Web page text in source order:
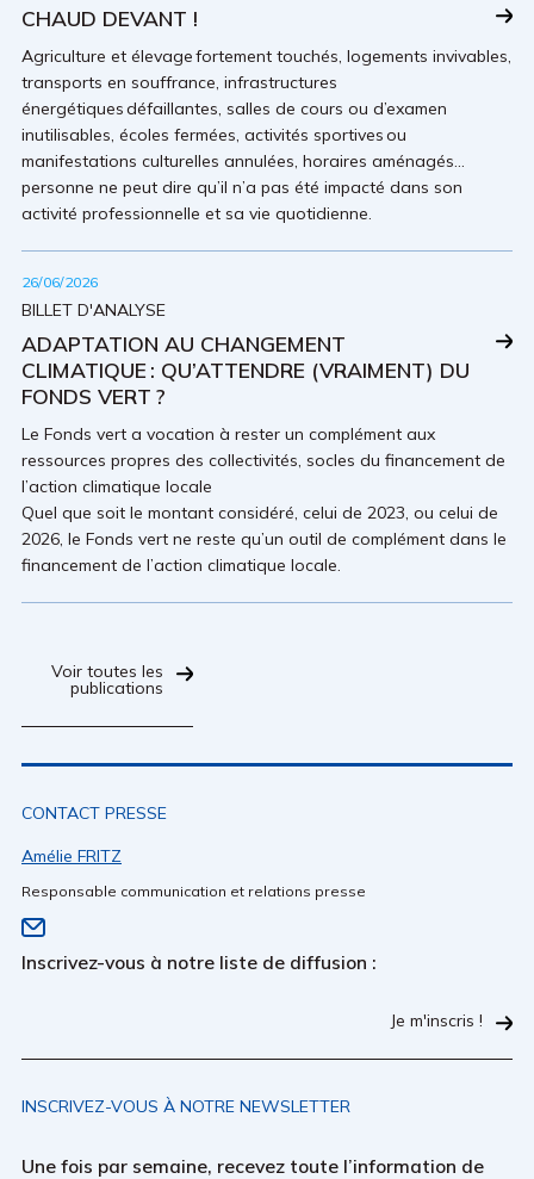
CHAUD DEVANT !
Agriculture et élevage fortement touchés, logements invivables,
transports en souffrance, infrastructures
énergétiques défaillantes, salles de cours ou d’examen
inutilisables, écoles fermées, activités sportives ou
manifestations culturelles annulées, horaires aménagés…
personne ne peut dire qu’il n’a pas été impacté dans son
activité professionnelle et sa vie quotidienne.
26/06/2026
BILLET D'ANALYSE
ADAPTATION AU CHANGEMENT
CLIMATIQUE : QU’ATTENDRE (VRAIMENT) DU
FONDS VERT ?
Le Fonds vert a vocation à rester un complément aux
ressources propres des collectivités, socles du financement de
l’action climatique locale
Quel que soit le montant considéré, celui de 2023, ou celui de
2026, le Fonds vert ne reste qu’un outil de complément dans le
financement de l’action climatique locale.
Voir toutes les
publications
CONTACT PRESSE
Amélie FRITZ
Responsable communication et relations presse
Inscrivez-vous à notre liste de diffusion :
Je m'inscris !
INSCRIVEZ-VOUS À NOTRE NEWSLETTER
Une fois par semaine, recevez toute l’information de